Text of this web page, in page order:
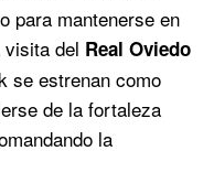
para mantenerse en
del Real Oviedo
se estrenan como
de la fortaleza
la